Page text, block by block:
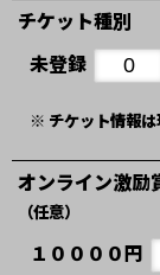
チケット種別
未登録
※ チケット情報
オンライン激励
（任意）
１００００円